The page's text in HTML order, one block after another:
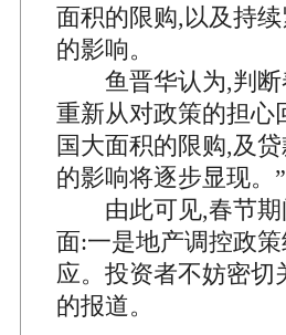
面积的限购,以及持
的影响。
鱼晋华认为,判断
重新从对政策的担心
国大面积的限购,及
的影响将逐步显现。”
由此可见,春节期
面:一是地产调控政
应。投资者不妨密切
的报道。